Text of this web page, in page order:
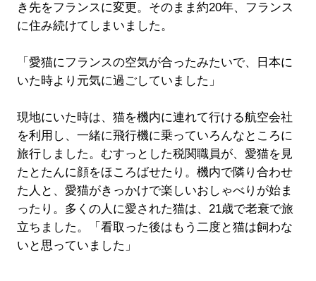
き先をフランスに変更。そのまま約20年、フランス
に住み続けてしまいました。
「愛猫にフランスの空気が合ったみたいで、日本に
いた時より元気に過ごしていました」
現地にいた時は、猫を機内に連れて行ける航空会社
を利用し、一緒に飛行機に乗っていろんなところに
旅行しました。むすっとした税関職員が、愛猫を見
たとたんに顔をほころばせたり。機内で隣り合わせ
た人と、愛猫がきっかけで楽しいおしゃべりが始ま
ったり。多くの人に愛された猫は、21歳で老衰で旅
立ちました。「看取った後はもう二度と猫は飼わな
いと思っていました」